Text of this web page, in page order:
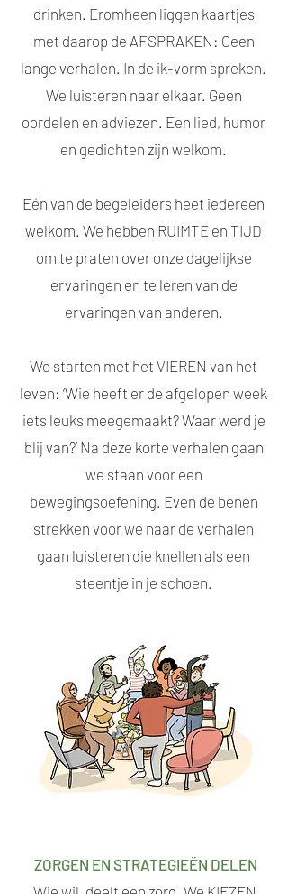
drinken. Eromheen liggen kaartjes
met daarop de AFSPRAKEN: Geen
lange verhalen. In de ik-vorm spreken.
We luisteren naar elkaar. Geen
oordelen en adviezen. Een lied, humor
en gedichten zijn welkom.
Eén van de begeleiders heet iedereen
welkom. We hebben RUIMTE en TIJD
om te praten over onze dagelijkse
ervaringen en te leren van de
ervaringen van anderen.
We starten met het VIEREN van het
leven: ‘Wie heeft er de afgelopen week
iets leuks meegemaakt? Waar werd je
blij van?’ Na deze korte verhalen gaan
we staan voor een
bewegingsoefening. Even de benen
strekken voor we naar de verhalen
gaan luisteren die knellen als een
steentje in je schoen.
ZORGEN EN STRATEGIEËN DELEN